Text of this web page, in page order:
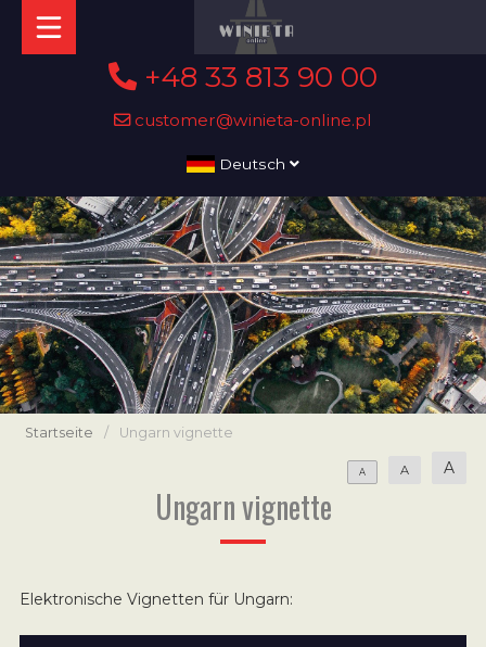
+48 33 813 90 00
customer@winieta-online.pl
Deutsch
Startseite / Ungarn vignette
A A A
Ungarn vignette
Elektronische Vignetten für Ungarn: